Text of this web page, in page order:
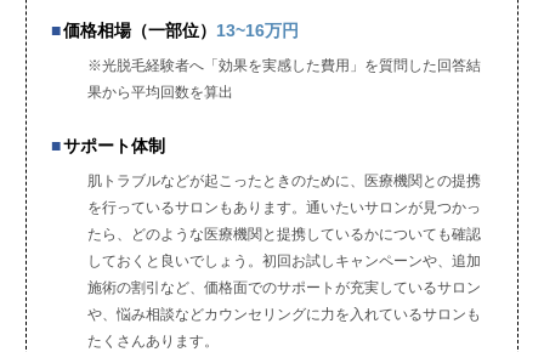
価格相場（一部位） 13~16万円
※光脱毛経験者へ「効果を実感した費用」を質問した回答結
果から平均回数を算出
サポート体制
肌トラブルなどが起こったときのために、医療機関との提携
を行っているサロンもあります。通いたいサロンが見つかっ
たら、どのような医療機関と提携しているかについても確認
しておくと良いでしょう。初回お試しキャンペーンや、追加
施術の割引など、価格面でのサポートが充実しているサロン
や、悩み相談などカウンセリングに力を入れているサロンも
たくさんあります。